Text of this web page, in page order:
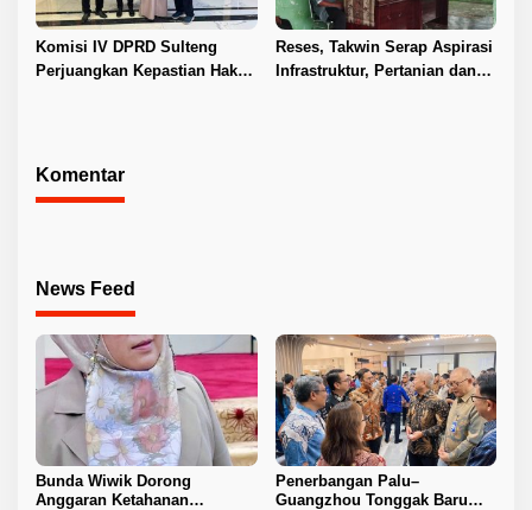
Komisi IV DPRD Sulteng
Perjuangkan Kepastian Hak
Reses, Takwin Serap Aspirasi
Infrastruktur, Pertanian dan
Komentar
News Feed
Bunda Wiwik Dorong
Anggaran Ketahanan
Penerbangan Palu–
Guangzhou Tonggak Baru